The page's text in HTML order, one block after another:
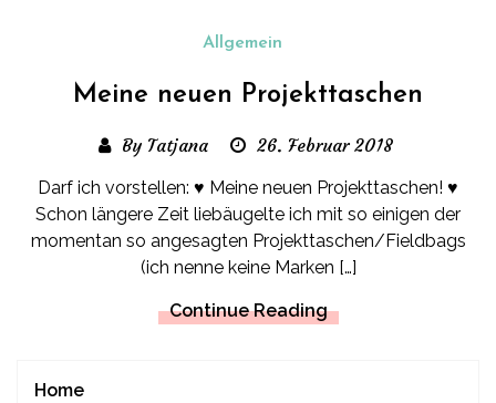
Allgemein
Meine neuen Projekttaschen
By Tatjana 26. Februar 2018
Darf ich vorstellen: ♥ Meine neuen Projekttaschen! ♥
Schon längere Zeit liebäugelte ich mit so einigen der
momentan so angesagten Projekttaschen/Fieldbags
(ich nenne keine Marken […]
Continue Reading
Home